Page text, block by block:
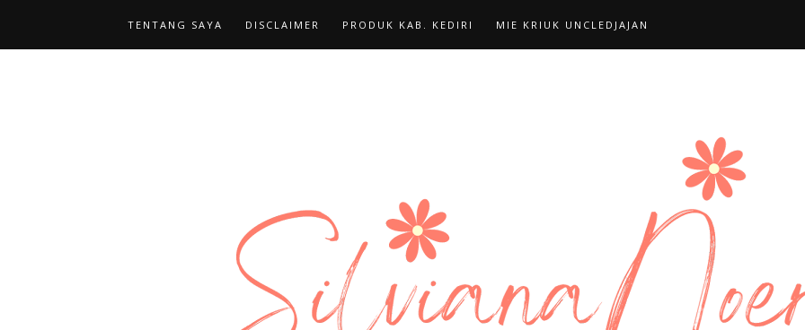
TENTANG SAYA DISCLAIMER PRODUK KAB. KEDIRI MIE KRIUK UNCLEDJAJAN